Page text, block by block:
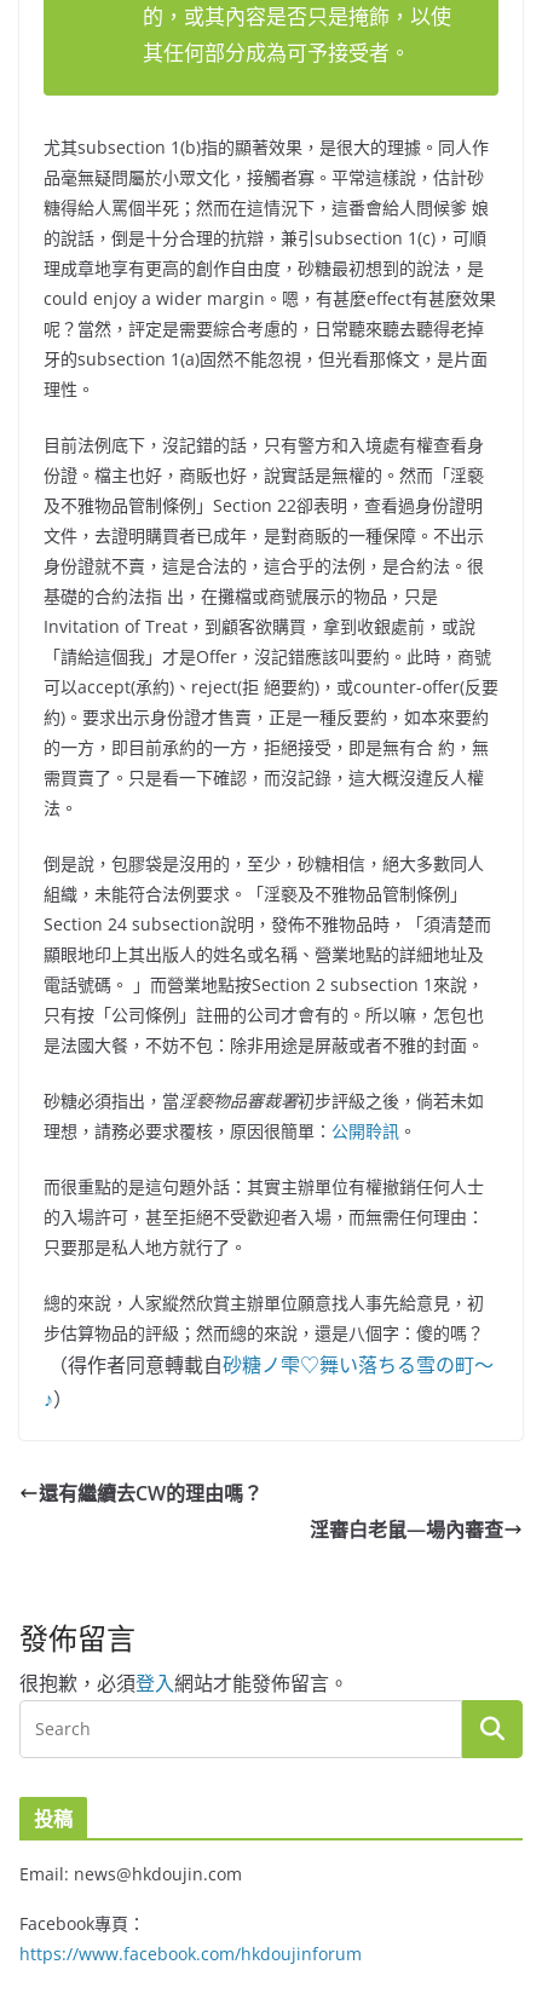
的，或其內容是否只是掩飾，以使
其任何部分成為可予接受者。
尤其subsection 1(b)指的顯著效果，是很大的理據。同人作
品毫無疑問屬於小眾文化，接觸者寡。平常這樣說，估計砂
糖得給人罵個半死；然而在這情況下，這番會給人問候爹 娘
的說話，倒是十分合理的抗辯，兼引subsection 1(c)，可順
理成章地享有更高的創作自由度，砂糖最初想到的說法，是
could enjoy a wider margin。嗯，有甚麼effect有甚麼效果
呢？當然，評定是需要綜合考慮的，日常聽來聽去聽得老掉
牙的subsection 1(a)固然不能忽視，但光看那條文，是片面
理性。
目前法例底下，沒記錯的話，只有警方和入境處有權查看身
份證。檔主也好，商販也好，說實話是無權的。然而「淫褻
及不雅物品管制條例」Section 22卻表明，查看過身份證明
文件，去證明購買者已成年，是對商販的一種保障。不出示
身份證就不賣，這是合法的，這合乎的法例，是合約法。很
基礎的合約法指 出，在攤檔或商號展示的物品，只是
Invitation of Treat，到顧客欲購買，拿到收銀處前，或說
「請給這個我」才是Offer，沒記錯應該叫要約。此時，商號
可以accept(承約)、reject(拒 絕要約)，或counter-offer(反要
約)。要求出示身份證才售賣，正是一種反要約，如本來要約
的一方，即目前承約的一方，拒絕接受，即是無有合 約，無
需買賣了。只是看一下確認，而沒記錄，這大概沒違反人權
法。
倒是說，包膠袋是沒用的，至少，砂糖相信，絕大多數同人
組織，未能符合法例要求。「淫褻及不雅物品管制條例」
Section 24 subsection說明，發佈不雅物品時，「須清楚而
顯眼地印上其出版人的姓名或名稱、營業地點的詳細地址及
電話號碼。 」而營業地點按Section 2 subsection 1來說，
只有按「公司條例」註冊的公司才會有的。所以嘛，怎包也
是法國大餐，不妨不包：除非用途是屏蔽或者不雅的封面。
砂糖必須指出，當淫褻物品審裁署初步評級之後，倘若未如
理想，請務必要求覆核，原因很簡單： 公開聆訊 。
而很重點的是這句題外話：其實主辦單位有權撤銷任何人士
的入場許可，甚至拒絕不受歡迎者入場，而無需任何理由：
只要那是私人地方就行了。
總的來說，人家縱然欣賞主辦單位願意找人事先給意見，初
步估算物品的評級；然而總的來說，還是八個字：傻的嗎？
（得作者同意轉載自砂糖ノ雫♡舞い落ちる雪の町～
♪）
還有繼續去CW的理由嗎？
淫審白老鼠—場內審查
發佈留言
很抱歉，必須登入網站才能發佈留言。
投稿
Email: news@hkdoujin.com
Facebook專頁：
https://www.facebook.com/hkdoujinforum